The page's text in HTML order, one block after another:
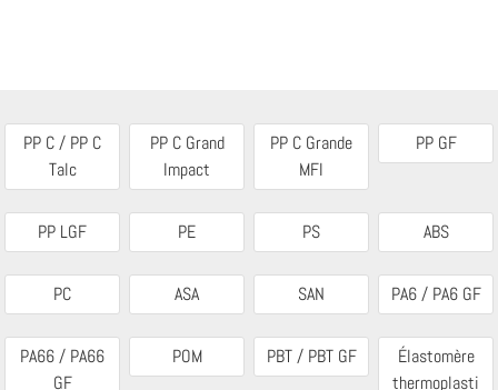
PP C / PP C
Talc
PP C Grand
Impact
PP C Grande
MFI
PP GF
PP LGF PE PS ABS
PC ASA SAN PA6 / PA6 GF
PA66 / PA66
GF
POM PBT / PBT GF
Élastomère
thermoplasti